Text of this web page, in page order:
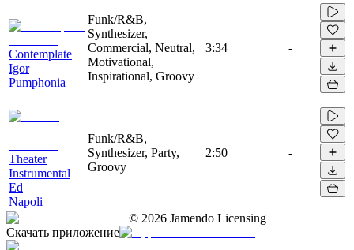
Contemplate
Igor
Pumphonia
Funk/R&B,
Synthesizer,
Commercial, Neutral,
Motivational,
Inspirational, Groovy
3:34 -
Theater
Instrumental
Ed
Napoli
Funk/R&B,
Synthesizer, Party,
Groovy
2:50 -
© 2026 Jamendo Licensing
Скачать приложение